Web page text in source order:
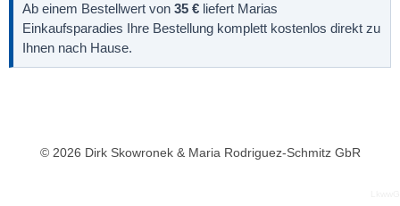
Ab einem Bestellwert von 35 € liefert Marias
Einkaufsparadies Ihre Bestellung komplett kostenlos direkt zu
Ihnen nach Hause.
© 2026 Dirk Skowronek & Maria Rodriguez-Schmitz GbR